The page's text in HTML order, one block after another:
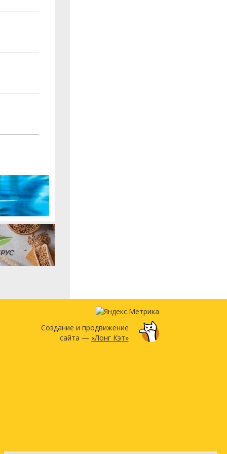
Создание и продвижение
сайта — «Лонг Кэт»